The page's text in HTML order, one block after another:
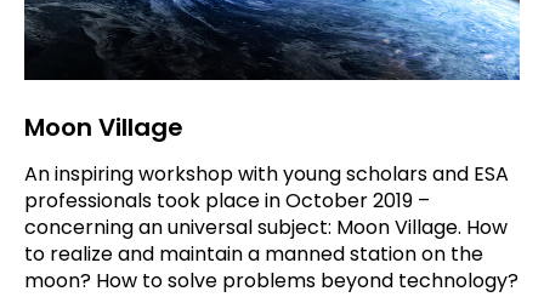
Moon Village
An inspiring workshop with young scholars and ESA
professionals took place in October 2019 –
concerning an universal subject: Moon Village. How
to realize and maintain a manned station on the
moon? How to solve problems beyond technology?